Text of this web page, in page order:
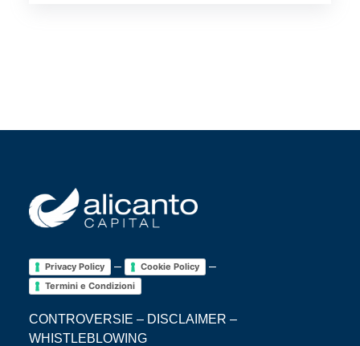
Privacy Policy – Cookie Policy –
Termini e Condizioni
CONTROVERSIE – DISCLAIMER –
WHISTLEBLOWING